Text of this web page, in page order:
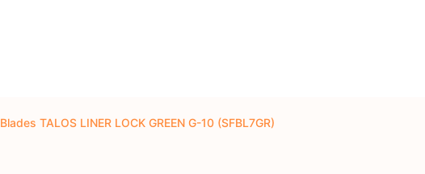
TALOS LINER LOCK GREEN G-10 (SFBL7GR)